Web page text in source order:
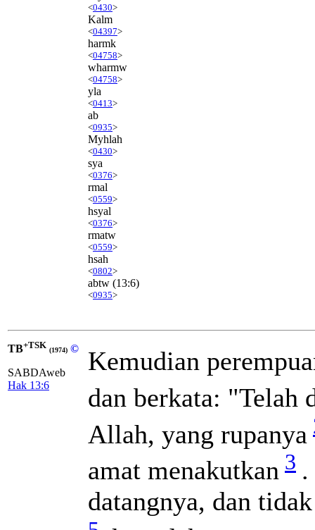
<0430>
Kalm
<04397>
harmk
<04758>
wharmw
<04758>
yla
<0413>
ab
<0935>
Myhlah
<0430>
sya
<0376>
rmal
<0559>
hsyal
<0376>
rmatw
<0559>
hsah
<0802>
abtw (13:6)
<0935>
TB+TSK (1974) ©
SABDAweb
Hak 13:6
Kemudian
dan berkata: "Telah
Allah, yang rupanya
amat menakutkan 3
datangnya, dan